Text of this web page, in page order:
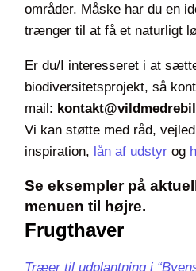
områder. Måske har du en
trænger til at få et naturligt
Er du/I interesseret i at
biodiversitetsprojekt, så
mail:
Vi kan støtte med råd,
inspiration, lån af udstyr og
Se eksempler på
menuen til højre.
Frugthaver
Træer til udplantning i